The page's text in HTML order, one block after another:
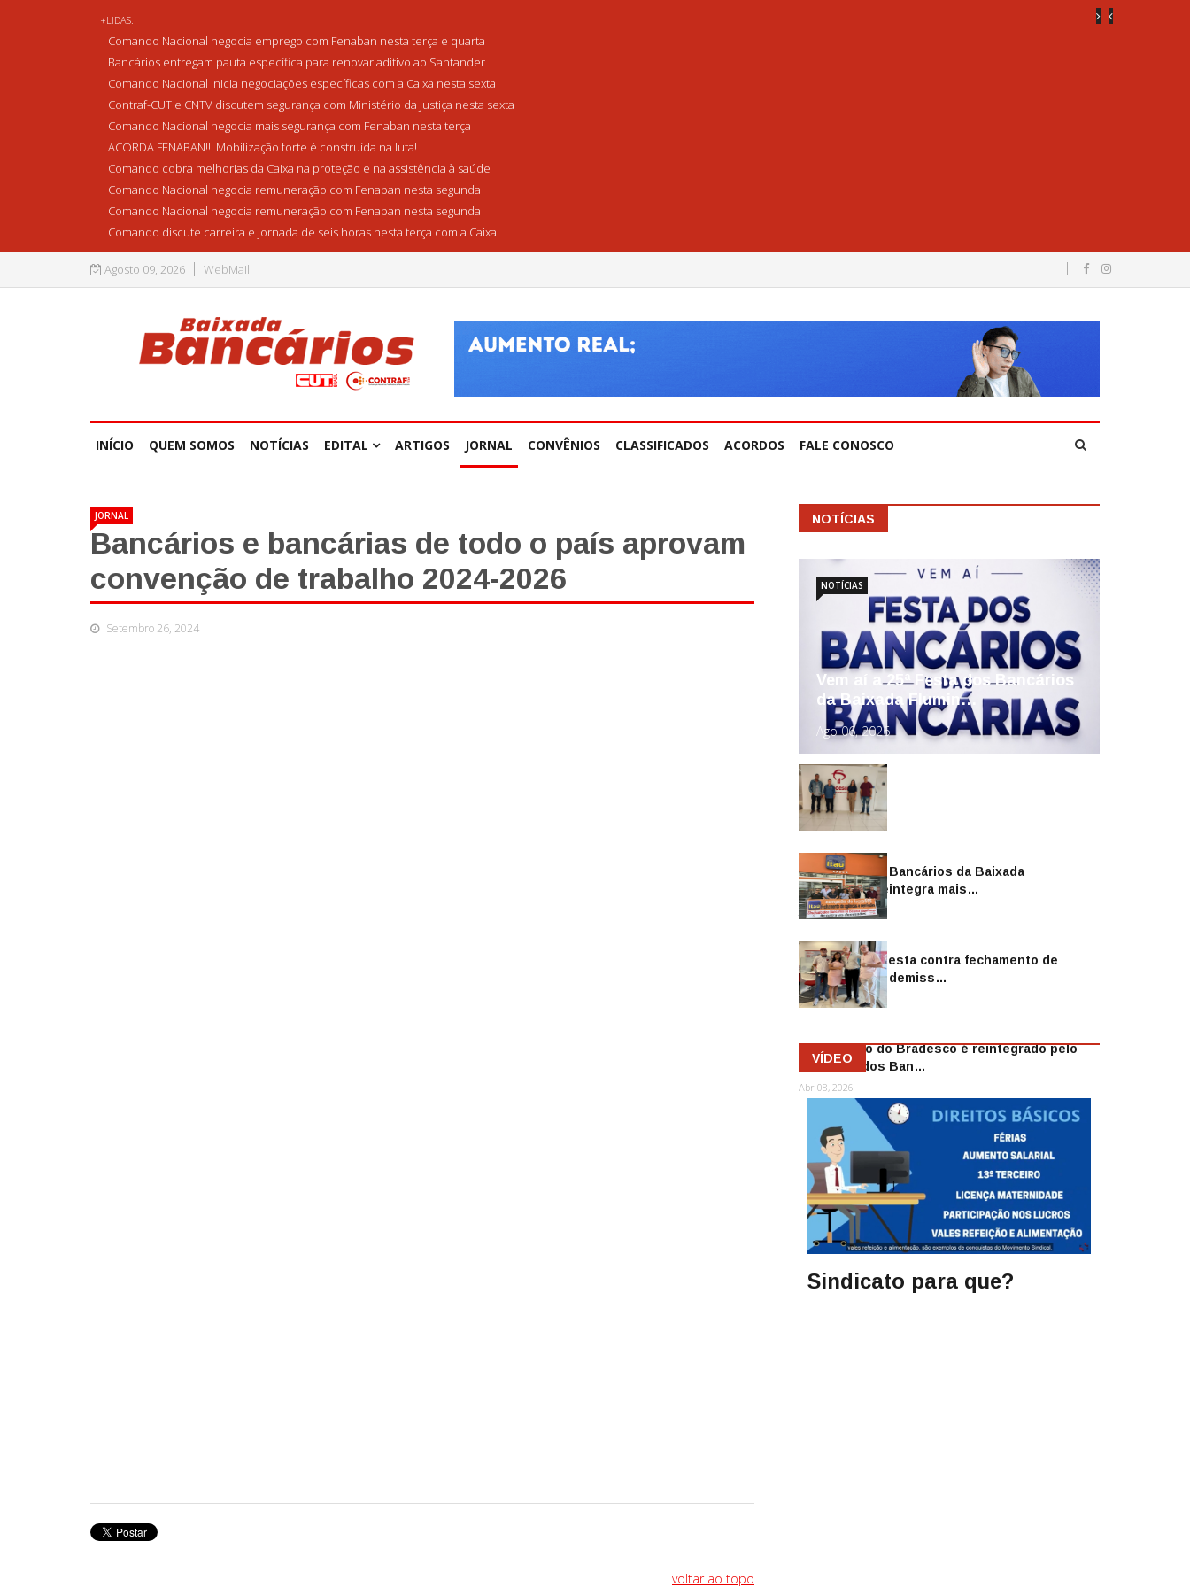
+LIDAS:
Comando Nacional negocia emprego com Fenaban nesta terça e quarta
Bancários entregam pauta específica para renovar aditivo ao Santander
Comando Nacional inicia negociações específicas com a Caixa nesta sexta
Contraf-CUT e CNTV discutem segurança com Ministério da Justiça nesta sexta
Comando Nacional negocia mais segurança com Fenaban nesta terça
ACORDA FENABAN!!! Mobilização forte é construída na luta!
Comando cobra melhorias da Caixa na proteção e na assistência à saúde
Comando Nacional negocia remuneração com Fenaban nesta segunda
Comando Nacional negocia remuneração com Fenaban nesta segunda
Comando discute carreira e jornada de seis horas nesta terça com a Caixa
Agosto 09, 2026 WebMail
INÍCIO QUEM SOMOS NOTÍCIAS EDITAL ARTIGOS JORNAL CONVÊNIOS CLASSIFICADOS ACORDOS FALE CONOSCO
JORNAL
Bancários e bancárias de todo o país aprovam
convenção de trabalho 2024-2026
Setembro 26, 2024
voltar ao topo
NOTÍCIAS
Vem aí a 25ª Festa dos Bancários
da Baixada Flumin…
Ago 06, 2026
NOTÍCIAS
Sindicato dos Bancários da Baixada
Fluminense reintegra mais…
Jul 14, 2026
Sindicato protesta contra fechamento de
agências e as demiss…
Mai 13, 2026
Funcionário do Bradesco é reintegrado pelo
Sindicato dos Ban…
Abr 08, 2026
VÍDEO
Sindicato para que?